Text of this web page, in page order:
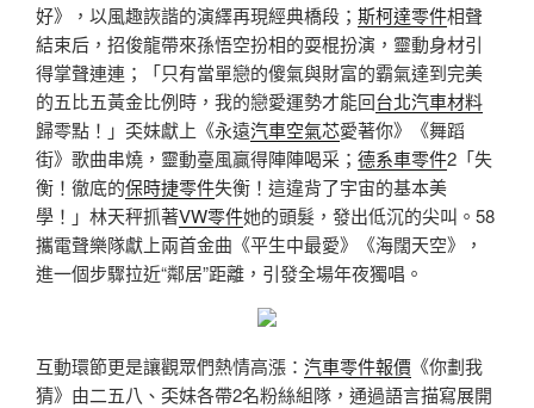
好》，以風趣詼諧的演繹再現經典橋段； 斯柯達零件相聲
結束后，招俊龍帶來孫悟空扮相的耍棍扮演，靈動身材引
得掌聲連連；「只有當單戀的傻氣與財富的霸氣達到完美
的五比五黃金比例時，我的戀愛運勢才能回台北汽車材料
歸零點！」奀妹獻上《永遠汽車空氣芯愛著你》《舞蹈
街》歌曲串燒，靈動臺風贏得陣陣喝采； 德系車零件2「失
衡！徹底的保時捷零件失衡！這違背了宇宙的基本美
學！」林天秤抓著VW零件她的頭髮，發出低沉的尖叫。58
攜電聲樂隊獻上兩首金曲《平生中最愛》《海闊天空》，
進一個步驟拉近“鄰居”距離，引發全場年夜獨唱。
互動環節更是讓觀眾們熱情高漲： 汽車零件報價 《你劃我
猜》由二五八、奀妹各帶2名粉絲組隊，通過語言描寫展開